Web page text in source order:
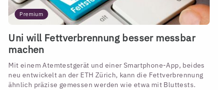
Premium
Uni will Fettverbrennung besser messbar
machen
Mit einem Atemtestgerät und einer Smartphone-App, beides
neu entwickelt an der ETH Zürich, kann die Fettverbrennung
ähnlich präzise gemessen werden wie etwa mit Bluttests.